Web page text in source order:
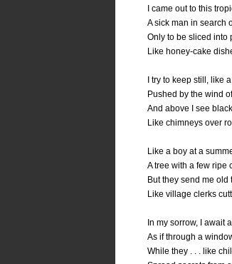
I came out to this
A sick man in search
Only to be sliced into
Like honey-cake
I try to keep still, like
Pushed by the wind
And above I see
Like chimneys over
Like a boy at a
A tree with a few ripe
But they send me
Like village clerks
In my sorrow, I await
As if through a
While they . . . like